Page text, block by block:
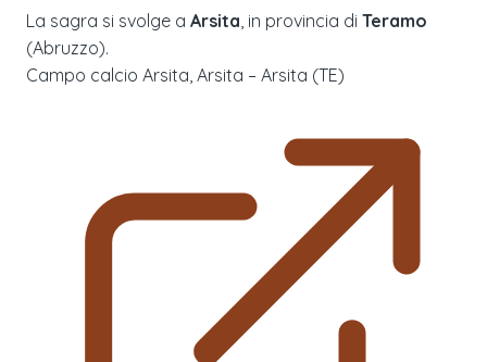
La sagra si svolge a Arsita , in provincia di Teramo
(Abruzzo).
Campo calcio Arsita, Arsita – Arsita (TE)